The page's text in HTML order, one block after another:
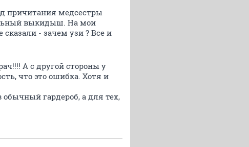
причитания медсестры
выкидыш. На мои
- зачем узи ? Все и
А с другой стороны у
что это ошибка. Хотя и
обычный гардероб, а для тех,